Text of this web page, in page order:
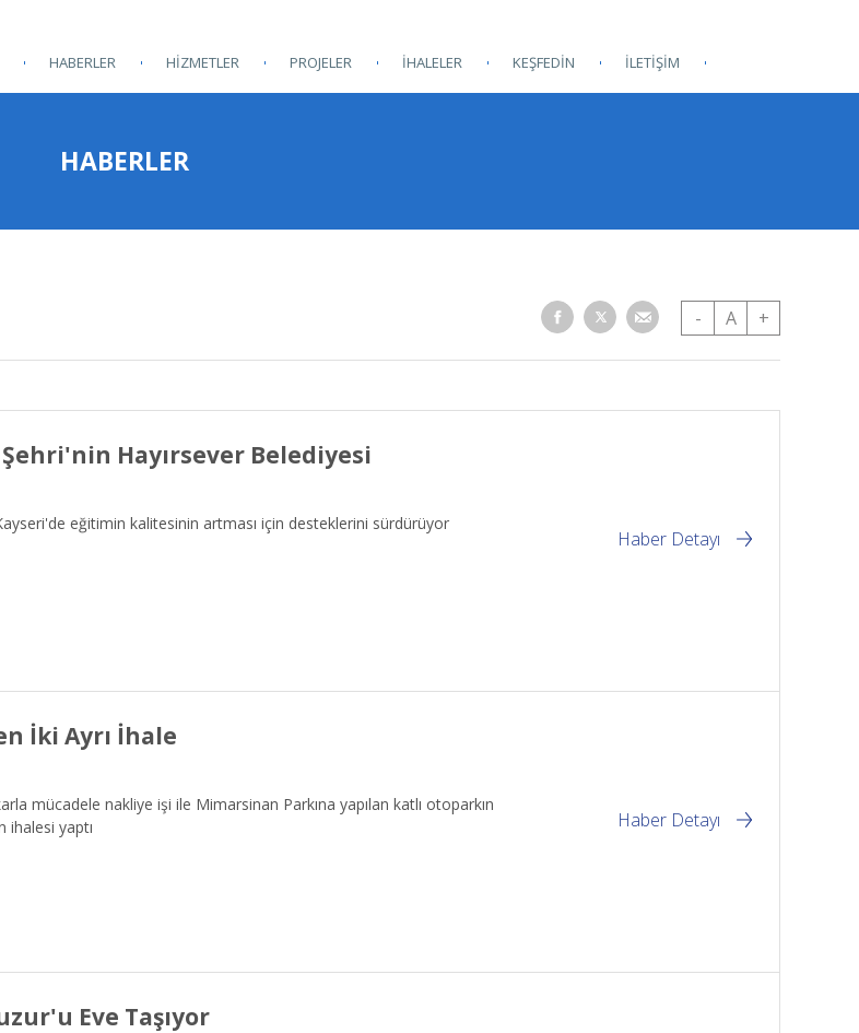
HABERLER HİZMETLER PROJELER İHALELER KEŞFEDİN İLETİŞİM
HABERLER
- A +
Hayırsever Belediyesi
eğitimin kalitesinin artması için desteklerini sürdürüyor
Haber Detayı
İki Ayrı İhale
mücadele nakliye işi ile Mimarsinan Parkına yapılan katlı otoparkın
ihalesi yaptı
Haber Detayı
Eve Taşıyor